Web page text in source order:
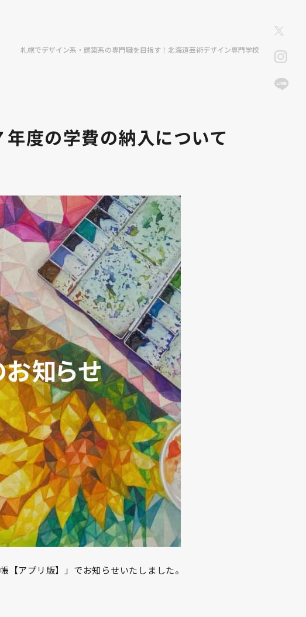
札幌でデザイン系・建築系の専門職を目指す！北海道芸術デザイン専門学校
年度の学費の納入について
アプリ版】」でお知らせいたしました。